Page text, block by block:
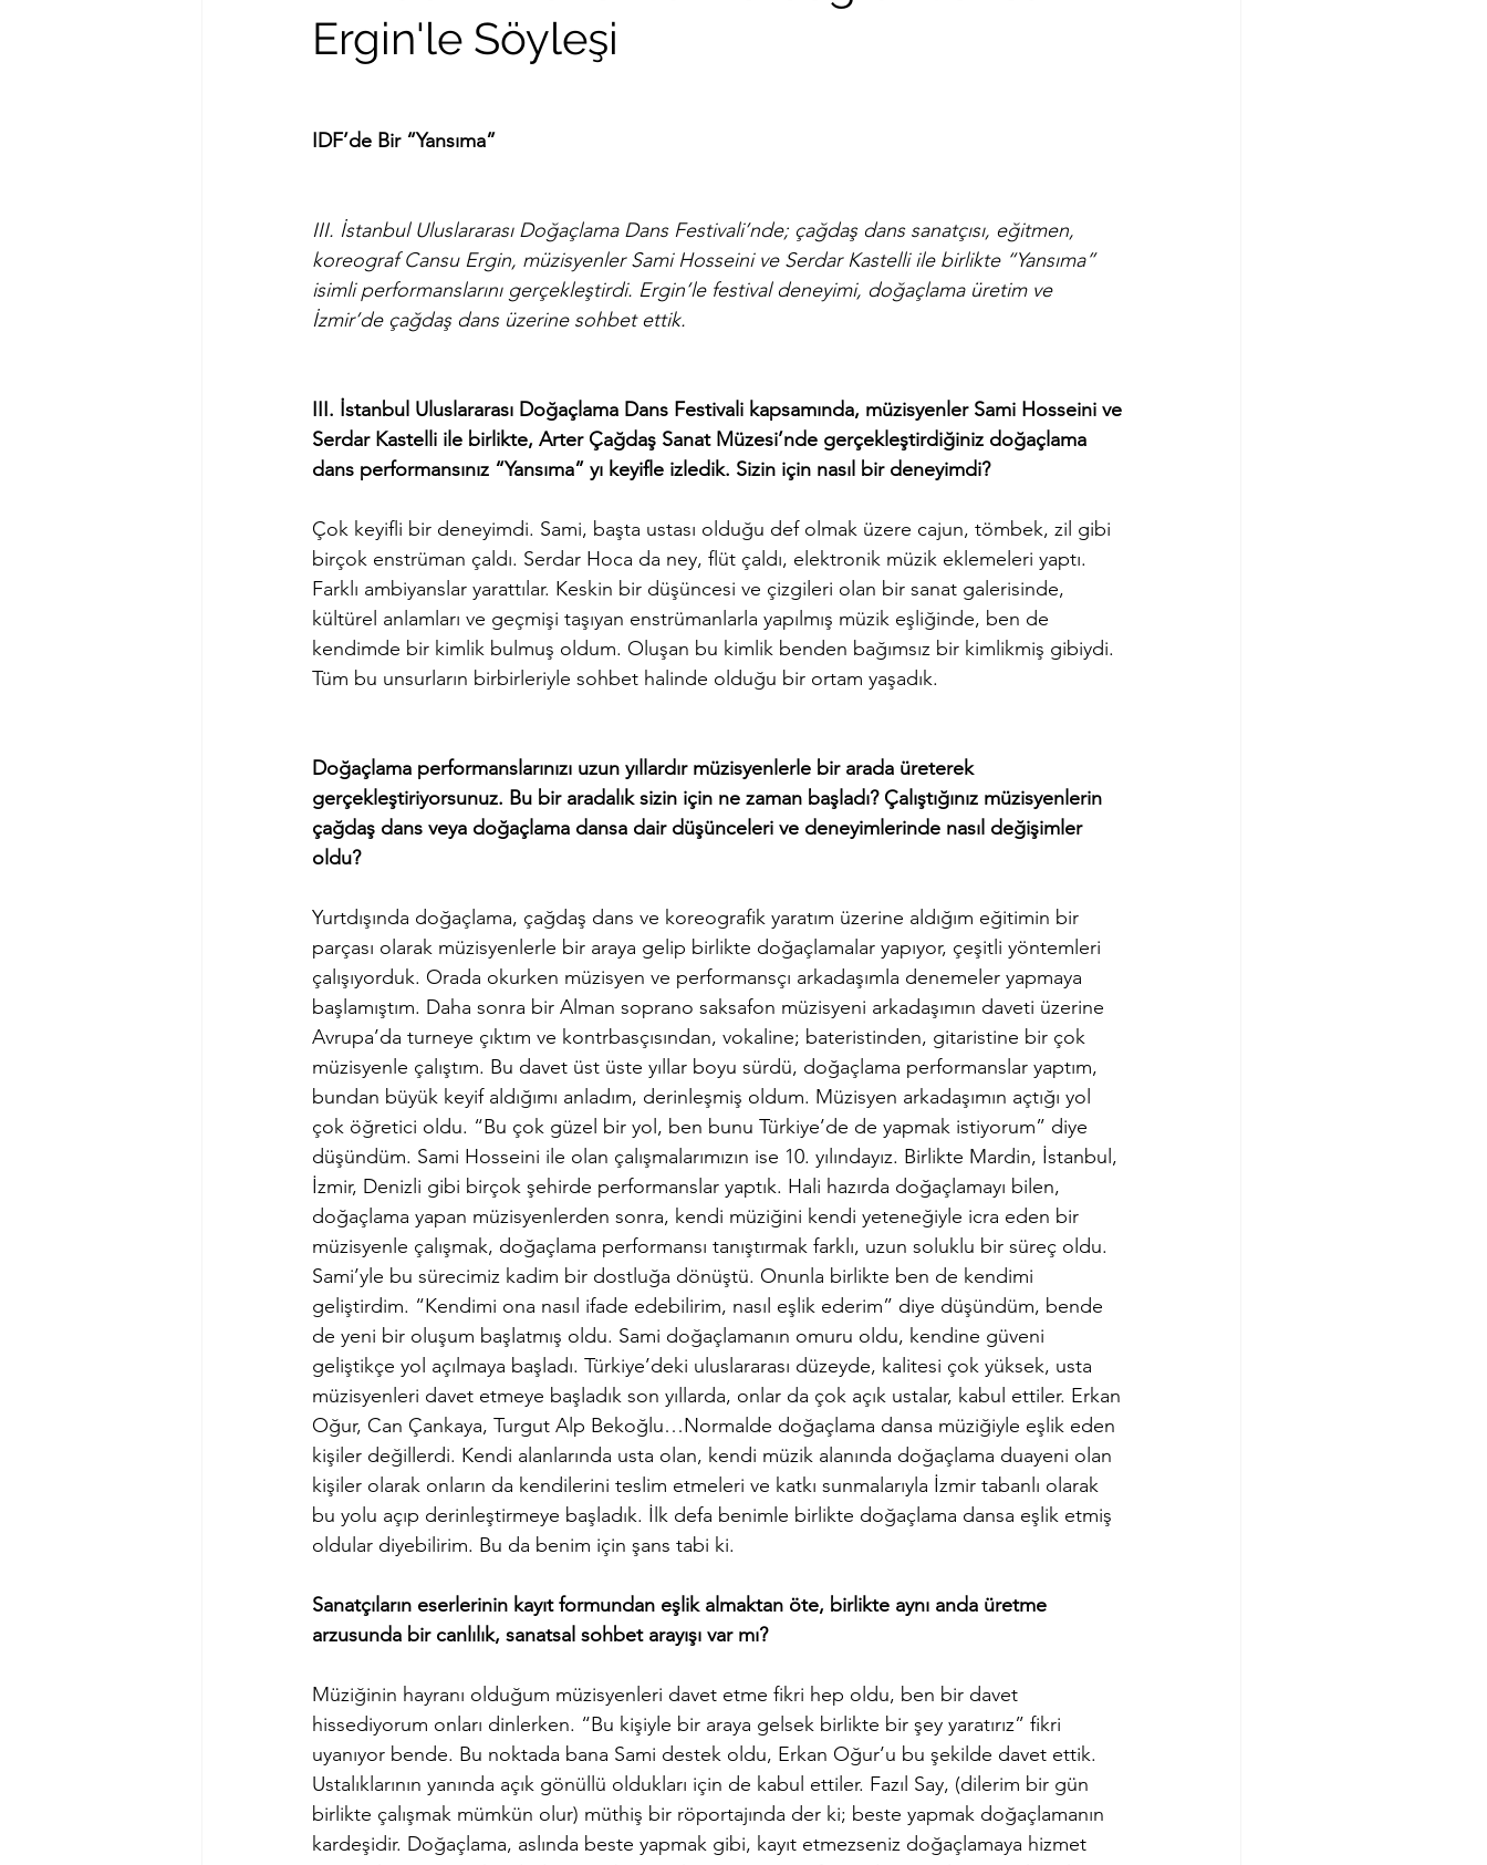
Ergin'le Söyleşi
IDF’de Bir “Yansıma”
III. İstanbul Uluslararası Doğaçlama Dans Festivali’nde; çağdaş dans sanatçısı, eğitmen,
koreograf Cansu Ergin, müzisyenler Sami Hosseini ve Serdar Kastelli ile birlikte “Yansıma”
isimli performanslarını gerçekleştirdi. Ergin’le festival deneyimi, doğaçlama üretim ve
İzmir’de çağdaş dans üzerine sohbet ettik.
III. İstanbul Uluslararası Doğaçlama Dans Festivali kapsamında, müzisyenler Sami Hosseini ve
Serdar Kastelli ile birlikte, Arter Çağdaş Sanat Müzesi’nde gerçekleştirdiğiniz doğaçlama
dans performansınız “Yansıma” yı keyifle izledik. Sizin için nasıl bir deneyimdi?
Çok keyifli bir deneyimdi. Sami, başta ustası olduğu def olmak üzere cajun, tömbek, zil gibi
birçok enstrüman çaldı. Serdar Hoca da ney, flüt çaldı, elektronik müzik eklemeleri yaptı.
Farklı ambiyanslar yarattılar. Keskin bir düşüncesi ve çizgileri olan bir sanat galerisinde,
kültürel anlamları ve geçmişi taşıyan enstrümanlarla yapılmış müzik eşliğinde, ben de
kendimde bir kimlik bulmuş oldum. Oluşan bu kimlik benden bağımsız bir kimlikmiş gibiydi.
Tüm bu unsurların birbirleriyle sohbet halinde olduğu bir ortam yaşadık.
Doğaçlama performanslarınızı uzun yıllardır müzisyenlerle bir arada üreterek
gerçekleştiriyorsunuz. Bu bir aradalık sizin için ne zaman başladı? Çalıştığınız müzisyenlerin
çağdaş dans veya doğaçlama dansa dair düşünceleri ve deneyimlerinde nasıl değişimler
oldu?
Yurtdışında doğaçlama, çağdaş dans ve koreografik yaratım üzerine aldığım eğitimin bir
parçası olarak müzisyenlerle bir araya gelip birlikte doğaçlamalar yapıyor, çeşitli yöntemleri
çalışıyorduk. Orada okurken müzisyen ve performansçı arkadaşımla denemeler yapmaya
başlamıştım. Daha sonra bir Alman soprano saksafon müzisyeni arkadaşımın daveti üzerine
Avrupa’da turneye çıktım ve kontrbasçısından, vokaline; bateristinden, gitaristine bir çok
müzisyenle çalıştım. Bu davet üst üste yıllar boyu sürdü, doğaçlama performanslar yaptım,
bundan büyük keyif aldığımı anladım, derinleşmiş oldum. Müzisyen arkadaşımın açtığı yol
çok öğretici oldu. “Bu çok güzel bir yol, ben bunu Türkiye’de de yapmak istiyorum” diye
düşündüm. Sami Hosseini ile olan çalışmalarımızın ise 10. yılındayız. Birlikte Mardin, İstanbul,
İzmir, Denizli gibi birçok şehirde performanslar yaptık. Hali hazırda doğaçlamayı bilen,
doğaçlama yapan müzisyenlerden sonra, kendi müziğini kendi yeteneğiyle icra eden bir
müzisyenle çalışmak, doğaçlama performansı tanıştırmak farklı, uzun soluklu bir süreç oldu.
Sami’yle bu sürecimiz kadim bir dostluğa dönüştü. Onunla birlikte ben de kendimi
geliştirdim. “Kendimi ona nasıl ifade edebilirim, nasıl eşlik ederim” diye düşündüm, bende
de yeni bir oluşum başlatmış oldu. Sami doğaçlamanın omuru oldu, kendine güveni
geliştikçe yol açılmaya başladı. Türkiye’deki uluslararası düzeyde, kalitesi çok yüksek, usta
müzisyenleri davet etmeye başladık son yıllarda, onlar da çok açık ustalar, kabul ettiler. Erkan
Oğur, Can Çankaya, Turgut Alp Bekoğlu…Normalde doğaçlama dansa müziğiyle eşlik eden
kişiler değillerdi. Kendi alanlarında usta olan, kendi müzik alanında doğaçlama duayeni olan
kişiler olarak onların da kendilerini teslim etmeleri ve katkı sunmalarıyla İzmir tabanlı olarak
bu yolu açıp derinleştirmeye başladık. İlk defa benimle birlikte doğaçlama dansa eşlik etmiş
oldular diyebilirim. Bu da benim için şans tabi ki.
Sanatçıların eserlerinin kayıt formundan eşlik almaktan öte, birlikte aynı anda üretme
arzusunda bir canlılık, sanatsal sohbet arayışı var mı?
Müziğinin hayranı olduğum müzisyenleri davet etme fikri hep oldu, ben bir davet
hissediyorum onları dinlerken. “Bu kişiyle bir araya gelsek birlikte bir şey yaratırız” fikri
uyanıyor bende. Bu noktada bana Sami destek oldu, Erkan Oğur’u bu şekilde davet ettik.
Ustalıklarının yanında açık gönüllü oldukları için de kabul ettiler. Fazıl Say, (dilerim bir gün
birlikte çalışmak mümkün olur) müthiş bir röportajında der ki; beste yapmak doğaçlamanın
kardeşidir. Doğaçlama, aslında beste yapmak gibi, kayıt etmezseniz doğaçlamaya hizmet